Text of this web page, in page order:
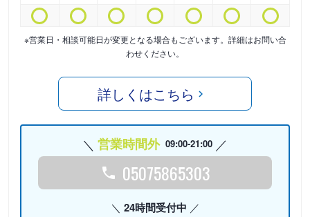
※営業日・相談可能日が変更となる場合もございます。詳細はお問い合
わせください。
詳しくはこちら
営業時間外 09:00-21:00
05075865303
24時間受付中